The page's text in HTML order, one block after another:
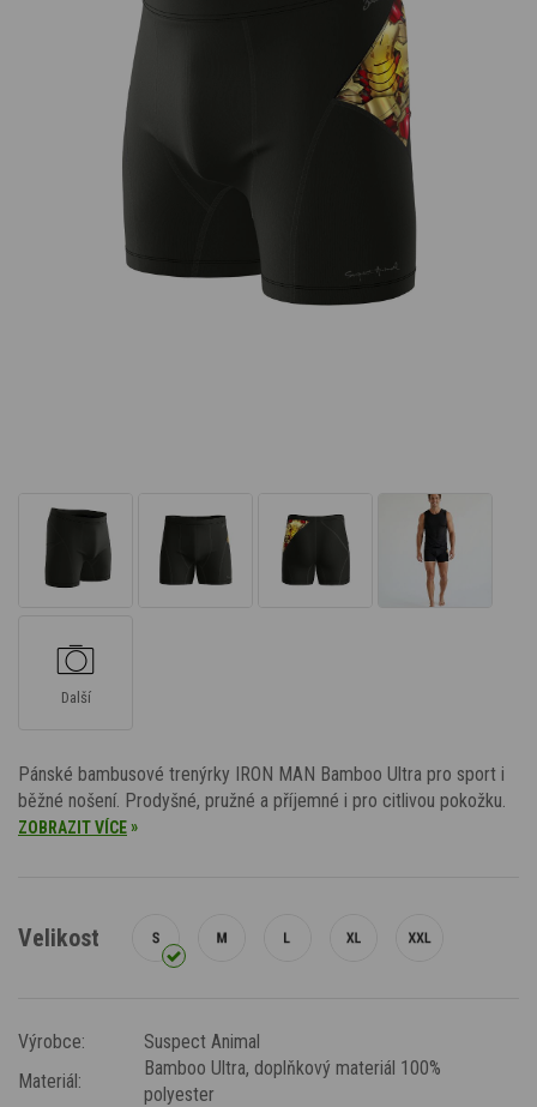
Další
Pánské bambusové trenýrky IRON MAN Bamboo Ultra pro sport i
běžné nošení. Prodyšné, pružné a příjemné i pro citlivou pokožku.
ZOBRAZIT VÍCE»
Velikost
Výrobce:
Suspect Animal
Materiál:
Bamboo Ultra, doplňkový materiál 100%
polyester